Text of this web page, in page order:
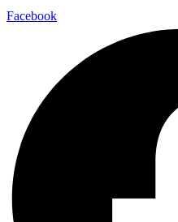
Facebook